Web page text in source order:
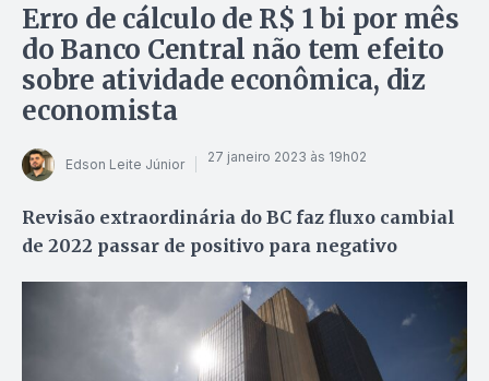
Erro de cálculo de R$ 1 bi por mês
do Banco Central não tem efeito
sobre atividade econômica, diz
economista
Edson Leite Júnior 27 janeiro 2023 às 19h02
Revisão extraordinária do BC faz fluxo cambial
de 2022 passar de positivo para negativo